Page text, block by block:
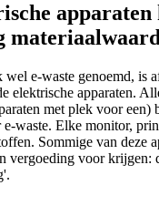
apparaten
e-waste genoemd, is
elektrische apparaten.
met plek voor een)
waste. Elke monitor,
Sommige van deze
vergoeding voor krijgen: